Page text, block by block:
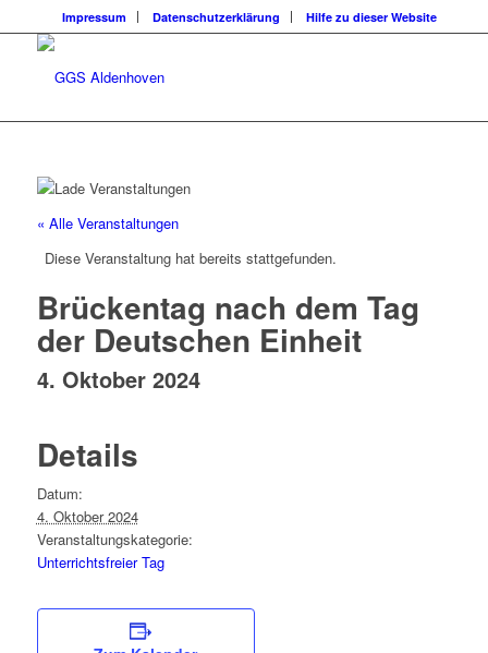
Impressum Datenschutzerklärung Hilfe zu dieser Website
« Alle Veranstaltungen
Diese Veranstaltung hat bereits stattgefunden.
Brückentag nach dem Tag
der Deutschen Einheit
4. Oktober 2024
Details
Datum:
4. Oktober 2024
Veranstaltungskategorie:
Unterrichtsfreier Tag